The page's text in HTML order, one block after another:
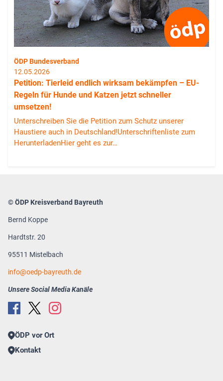
ÖDP Bundesverband
12.05.2026
Petition: Tierleid endlich wirksam bekämpfen – EU-
Regeln für Hunde und Katzen jetzt schneller
umsetzen!
Unterschreiben Sie die Petition zum Schutz unserer
Haustiere auch in Deutschland!Unterschriftenliste zum
HerunterladenHier geht es zur…
© ÖDP Kreisverband Bayreuth
Bernd Koppe
Hardtstr. 20
95511 Mistelbach
info oedp-bayreuth.de
Unsere Social Media Kanäle
ÖDP vor Ort
Kontakt